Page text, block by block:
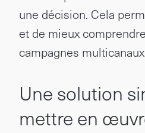
une décision. Cela
et de mieux
campagnes
Une solution
mettre en